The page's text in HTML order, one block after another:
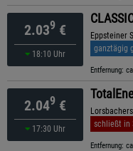
2.039 €
18:10 Uhr
Eppsteiner
ganztägig
Entfernung:
2.049 €
17:30 Uhr
schließt in
Entfernung: